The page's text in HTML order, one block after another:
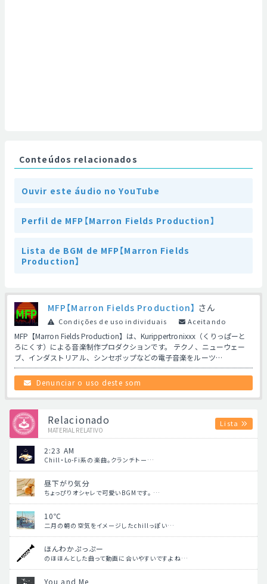
Conteúdos relacionados
Ouvir este áudio no YouTube
Perfil de MFP【Marron Fields Production】
Lista de BGM de MFP【Marron Fields
Production】
MFP【Marron Fields Production】 さん
Condições de uso individuais Aceitando
MFP【Marron Fields Production】は、Kurippertronixxx（くりっぱーと
ろにくす）による音楽制作プロダクションです。 テクノ、ニューウェー
ブ、インダストリアル、シンセポップなどの電子音楽をルーツ…
Denunciar o uso deste som
Relacionado
MATERIAL RELATIVO
Lista
2:23 AM
Chill・Lo-Fi系の楽曲。クランチトー…
昼下がり気分
ちょっぴりオシャレで可愛いBGMです。 …
10℃
二月の朝の空気をイメージしたchillっぽい…
ほんわかぷっぷー
のほほんとした曲って動画に合いやすいですよね…
You and Me